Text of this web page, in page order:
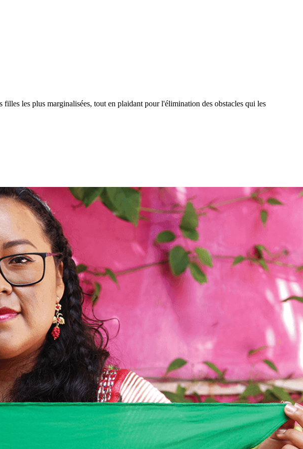
les plus marginalisées, tout en plaidant pour l'élimination des obstacles qui les